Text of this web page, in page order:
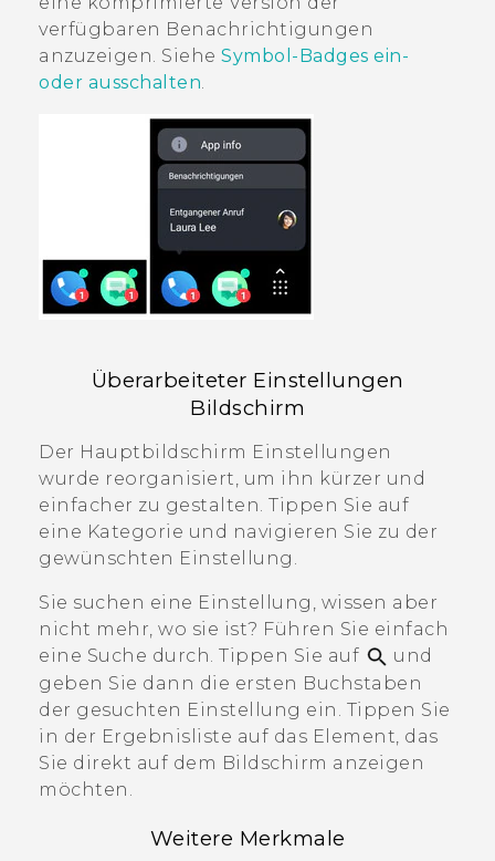
verfügbaren Benachrichtigungen
anzuzeigen. Siehe Symbol-Badges ein-
oder ausschalten.
Überarbeiteter Einstellungen
Bildschirm
Der Hauptbildschirm Einstellungen
wurde reorganisiert, um ihn kürzer und
einfacher zu gestalten. Tippen Sie auf
eine Kategorie und navigieren Sie zu der
gewünschten Einstellung.
Sie suchen eine Einstellung, wissen aber
nicht mehr, wo sie ist? Führen Sie einfach
eine Suche durch. Tippen Sie auf
und
geben Sie dann die ersten Buchstaben
der gesuchten Einstellung ein. Tippen Sie
in der Ergebnisliste auf das Element, das
Sie direkt auf dem Bildschirm anzeigen
möchten.
Weitere Merkmale